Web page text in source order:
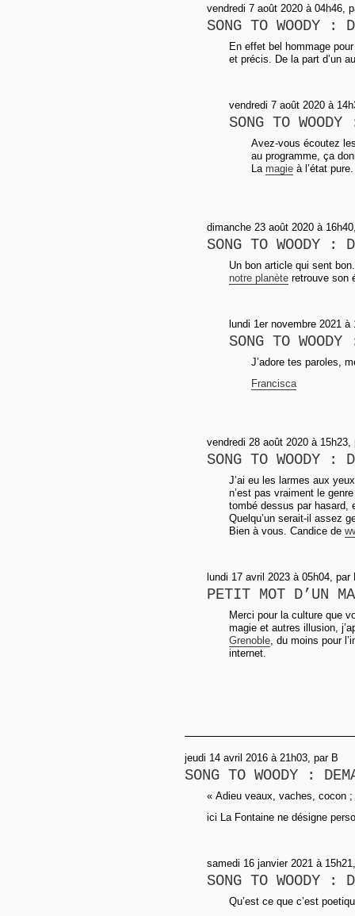
vendredi 7 août 2020 à 04h46,
SONG TO WOODY :
En effet bel hommage
et précis. De la part d’un
vendredi 7 août 2020 à
SONG TO
Avez-vous écoutez
au programme, ça
La magie à l’état pure.
dimanche 23 août 2020 à
SONG TO WOODY :
Un bon article qui sent
notre planète retrouve son
lundi 1er novembre 2021 à
SONG TO
J’adore tes paroles,
Francisca
vendredi 28 août 2020 à 15h23,
SONG TO WOODY :
J’ai eu les larmes aux
n’est pas vraiment le
tombé dessus par hasard,
Quelqu’un serait-il assez
Bien à vous. Candice de
lundi 17 avril 2023 à 05h04, par
PETIT MOT D’UN
Merci pour la culture que
magie et autres illusion,
Grenoble , du moins pour
internet.
jeudi 14 avril 2016 à 21h03, par B
SONG TO WOODY :
« Adieu veaux, vaches, cocon
ici La Fontaine ne désigne
samedi 16 janvier 2021 à
SONG TO WOODY :
Qu’est ce que c’est